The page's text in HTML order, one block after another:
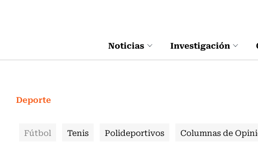
Noticias Investigación
Deporte
Fútbol Tenis Polideportivos Columnas de